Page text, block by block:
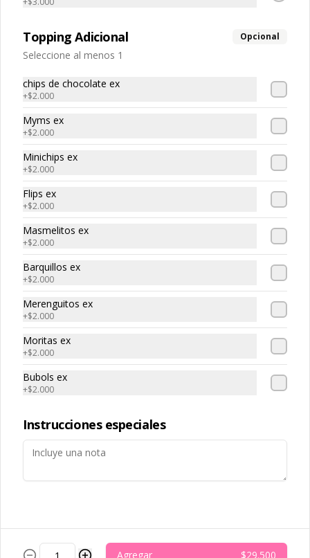
Frutas
Conócenos
Sedes
Términos y condiciones
Política de privacidad
Redes sociales
Instagram
Mi cuenta
Iniciar sesión
Topping Adicional Opcional
Seleccione al menos 1
chips de chocolate ex
+$2.000
Myms ex
+$2.000
Minichips ex
+$2.000
Flips ex
+$2.000
Masmelitos ex
+$2.000
Barquillos ex
+$2.000
Merenguitos ex
+$2.000
Moritas ex
+$2.000
Bubols ex
+$2.000
Instrucciones especiales
Agregar $29.500